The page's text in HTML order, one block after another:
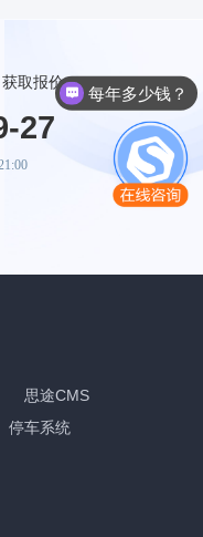
取报价
27
思途CMS
停车系统
每年多少钱？